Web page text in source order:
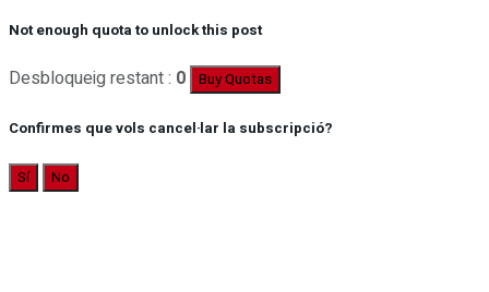
Not enough quota to unlock this post
Desbloqueig restant : 0 Buy Quotas
Confirmes que vols cancel·lar la subscripció?
Sí No